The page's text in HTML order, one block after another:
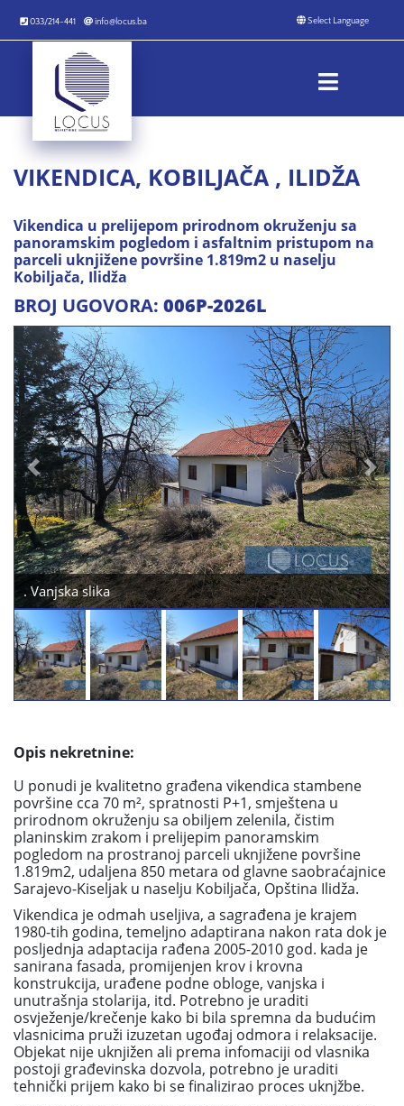
033/214-441 info@locus.ba
VIKENDICA, KOBILJAČA , ILIDŽA
Vikendica u prelijepom prirodnom okruženju sa
panoramskim pogledom i asfaltnim pristupom na
parceli uknjižene površine 1.819m2 u naselju
Kobiljača, Ilidža
BROJ UGOVORA: 006P-2026L
. Vanjska slika
Previous Next
Opis nekretnine:
U ponudi je kvalitetno građena vikendica stambene
površine cca 70 m², spratnosti P+1, smještena u
prirodnom okruženju sa obiljem zelenila, čistim
planinskim zrakom i prelijepim panoramskim
pogledom na prostranoj parceli uknjižene površine
1.819m2, udaljena 850 metara od glavne saobraćajnice
Sarajevo-Kiseljak u naselju Kobiljača, Opština Ilidža.
Vikendica je odmah useljiva, a sagrađena je krajem
1980-tih godina, temeljno adaptirana nakon rata dok je
posljednja adaptacija rađena 2005-2010 god. kada je
sanirana fasada, promijenjen krov i krovna
konstrukcija, urađene podne obloge, vanjska i
unutrašnja stolarija, itd. Potrebno je uraditi
osvježenje/krečenje kako bi bila spremna da budućim
vlasnicima pruži izuzetan ugođaj odmora i relaksacije.
Objekat nije uknjižen ali prema infomaciji od vlasnika
postoji građevinska dozvola, potrebno je uraditi
tehnički prijem kako bi se finalizirao proces uknjžbe.